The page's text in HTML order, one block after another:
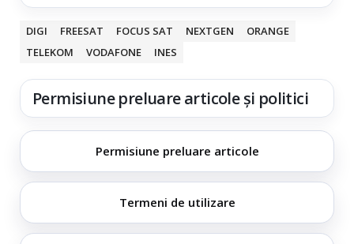
DIGI FREESAT FOCUS SAT NEXTGEN
ORANGE
TELEKOM
VODAFONE INES
Permisiune preluare articole și politici
Permisiune preluare articole
Termeni de utilizare